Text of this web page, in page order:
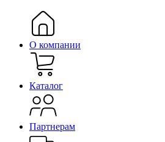
О компании
Каталог
Партнерам